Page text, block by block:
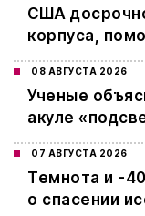
США
корпуса,
08 АВГУСТА 2026
Ученые
акуле
07 АВГУСТА 2026
Темнота и -
о спасении